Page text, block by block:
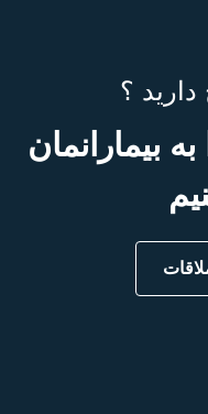
؟
بیمارانمان